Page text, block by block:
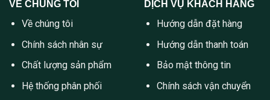
VỀ CHÚNG TÔI
Về chúng tôi
Chính sách nhân sự
Chất lượng sản phẩm
Hệ thống phân phối
DỊCH VỤ KHÁCH HÀNG
Hướng dẫn đặt hàng
Hướng dẫn thanh toán
Bảo mật thông tin
Chính sách vận chuyển